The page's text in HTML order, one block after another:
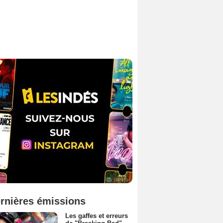
émissions
Les gaffes et erreurs